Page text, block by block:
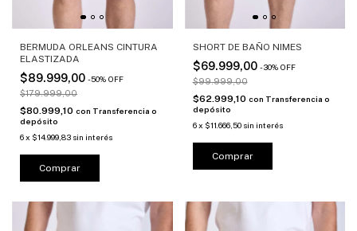
BERMUDA ORLEANS CINTURA
ELASTIZADA
$89.999,00 -50% OFF
$179.999,00
$80.999,10 con Transferencia o
depósito
6x $14.999,83 sin interés
Comprar
SHORT DE BAÑO NIMES
$69.999,00 -30% OFF
$99.999,00
$62.999,10 con Transferencia o
depósito
6 x $11.666,50 sin interés
Comprar